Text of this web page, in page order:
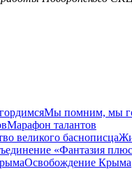
Мы помним, мы
Марафон талантов
Освобождение Крыма